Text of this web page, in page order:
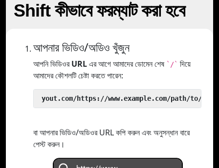
Shift কীভাবে ফরম্যাট করা হবে
আপনার ভিডিও/অডিও খুঁজুন
আপনি ভিডিওরURLএর আগে আমাদের ডোমেন শেষ `/` দিয়ে
আমাদের কৌশলটি চেষ্টা করতে পারেন:
yout.com/https://www.example.com/path/to/
বা আপনার ভিডিও/অডিওর URL কপি করুন এবং অনুসন্ধান বারে
পেস্ট করুন।